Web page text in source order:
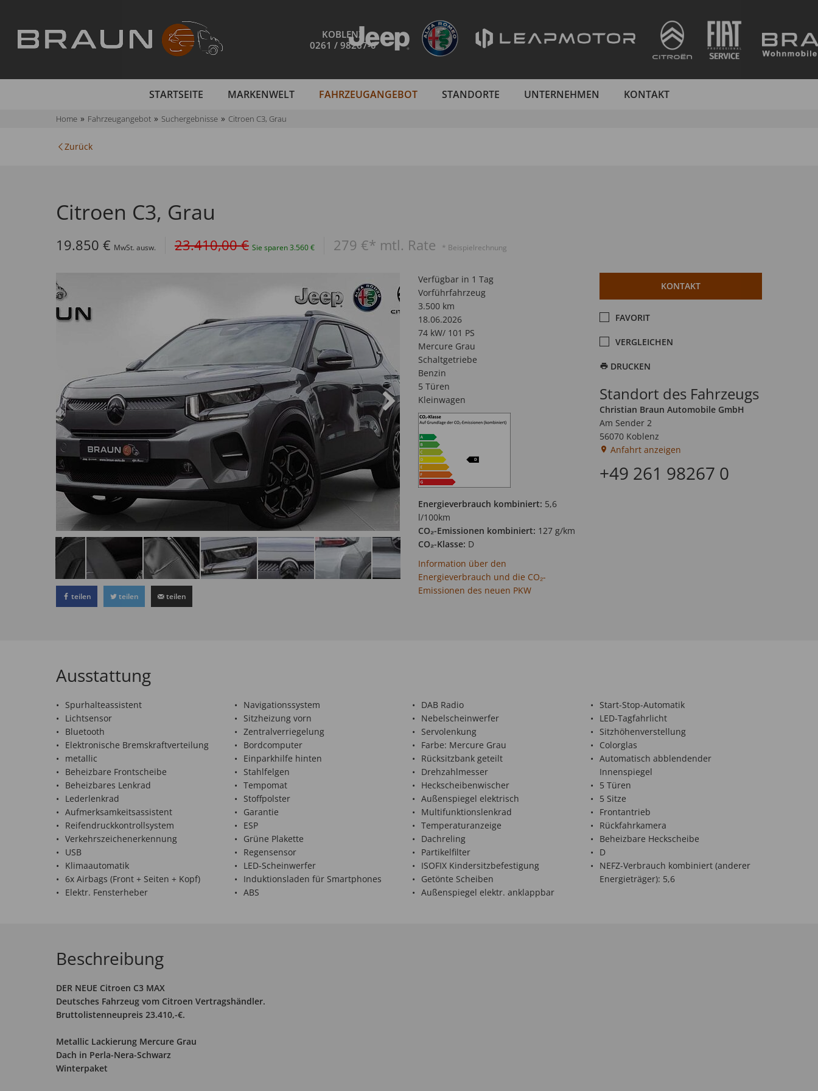
KOBLENZ
0261 / 98267-0
STARTSEITE MARKENWELT FAHRZEUGANGEBOT STANDORTE UNTERNEHMEN KONTAKT
Home Fahrzeugangebot Suchergebnisse Citroen C3, Grau
Zurück
Citroen C3, Grau
19.850 € MwSt. ausw. 23.410,00 € Sie sparen 3.560 € 279 €* mtl. Rate * Beispielrechnung
teilen teilen teilen
KONTAKT
FAVORIT
VERGLEICHEN
DRUCKEN
Standort des Fahrzeugs
Christian Braun Automobile GmbH
Am Sender 2
56070 Koblenz
Anfahrt anzeigen
+49 261 98267 0
Verfügbar in 1 Tag
Vorführfahrzeug
3.500 km
18.06.2026
74 kW/ 101 PS
Mercure Grau
Schaltgetriebe
Benzin
5 Türen
Kleinwagen
Energieverbrauch kombiniert: 5,6
l/100km
CO₂-Emissionen kombiniert: 127 g/km
CO₂-Klasse: D
Information über den
Energieverbrauch und die CO₂-
Emissionen des neuen PKW
Ausstattung
Spurhalteassistent
Lichtsensor
Bluetooth
Elektronische Bremskraftverteilung
metallic
Beheizbare Frontscheibe
Beheizbares Lenkrad
Lederlenkrad
Aufmerksamkeitsassistent
Reifendruckkontrollsystem
Verkehrszeichenerkennung
USB
Klimaautomatik
6x Airbags (Front + Seiten + Kopf)
Elektr. Fensterheber
Navigationssystem
Sitzheizung vorn
Zentralverriegelung
Bordcomputer
Einparkhilfe hinten
Stahlfelgen
Tempomat
Stoffpolster
Garantie
ESP
Grüne Plakette
Regensensor
LED-Scheinwerfer
Induktionsladen für Smartphones
ABS
DAB Radio
Nebelscheinwerfer
Servolenkung
Farbe: Mercure Grau
Rücksitzbank geteilt
Drehzahlmesser
Heckscheibenwischer
Außenspiegel elektrisch
Multifunktionslenkrad
Temperaturanzeige
Dachreling
Partikelfilter
ISOFIX Kindersitzbefestigung
Getönte Scheiben
Außenspiegel elektr. anklappbar
Start-Stop-Automatik
LED-Tagfahrlicht
Sitzhöhenverstellung
Colorglas
Automatisch abblendender
Innenspiegel
5 Türen
5 Sitze
Frontantrieb
Rückfahrkamera
Beheizbare Heckscheibe
D
NEFZ-Verbrauch kombiniert (anderer
Energieträger): 5,6
Beschreibung
DER NEUE Citroen C3 MAX
Deutsches Fahrzeug vom Citroen Vertragshändler.
Bruttolistenneupreis 23.410,-€.
Metallic Lackierung Mercure Grau
Dach in Perla-Nera-Schwarz
Winterpaket